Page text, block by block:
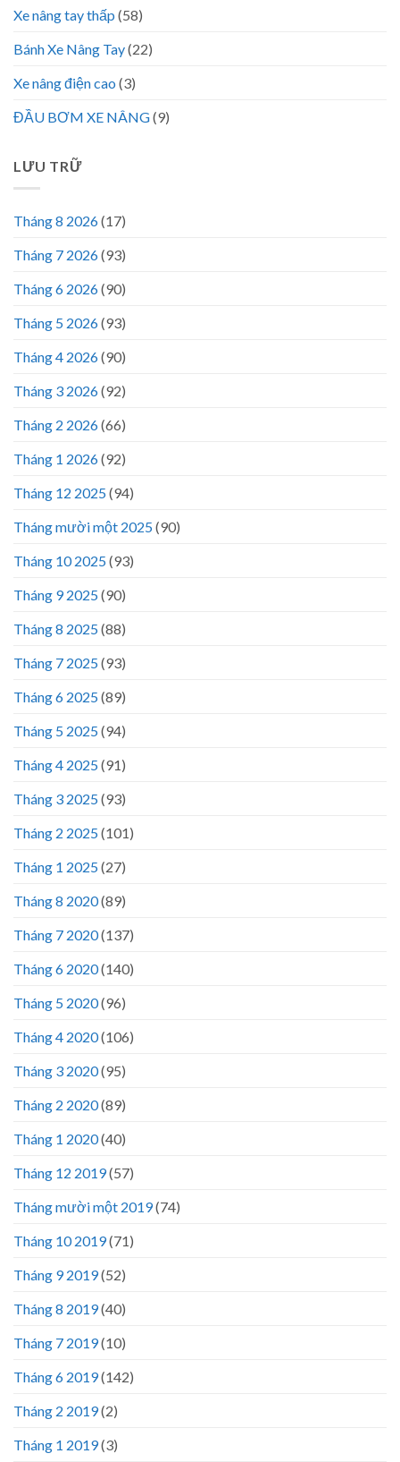
Xe nâng tay thấp (58)
Bánh Xe Nâng Tay(22)
Xe nâng điện cao (3)
ĐẦU BƠM XE NÂNG(9)
LƯU TRỮ
Tháng 8 2026(17)
Tháng 7 2026(93)
Tháng 6 2026(90)
Tháng 5 2026(93)
Tháng 4 2026(90)
Tháng 3 2026(92)
Tháng 2 2026(66)
Tháng 1 2026(92)
Tháng 12 2025(94)
Tháng mười một 2025(90)
Tháng 10 2025(93)
Tháng 9 2025(90)
Tháng 8 2025(88)
Tháng 7 2025(93)
Tháng 6 2025(89)
Tháng 5 2025(94)
Tháng 4 2025(91)
Tháng 3 2025(93)
Tháng 2 2025(101)
Tháng 1 2025(27)
Tháng 8 2020(89)
Tháng 7 2020(137)
Tháng 6 2020(140)
Tháng 5 2020(96)
Tháng 4 2020(106)
Tháng 3 2020(95)
Tháng 2 2020(89)
Tháng 1 2020(40)
Tháng 12 2019(57)
Tháng mười một 2019(74)
Tháng 10 2019(71)
Tháng 9 2019(52)
Tháng 8 2019(40)
Tháng 7 2019(10)
Tháng 6 2019(142)
Tháng 2 2019(2)
Tháng 1 2019(3)